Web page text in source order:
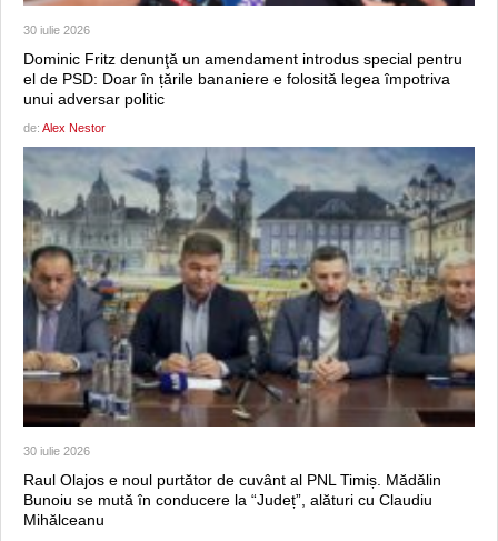
30 iulie 2026
Dominic Fritz denunţă un amendament introdus special pentru
el de PSD: Doar în țările bananiere e folosită legea împotriva
unui adversar politic
de: Alex Nestor
30 iulie 2026
Raul Olajos e noul purtător de cuvânt al PNL Timiș. Mădălin
Bunoiu se mută în conducere la “Județ”, alături cu Claudiu
Mihălceanu